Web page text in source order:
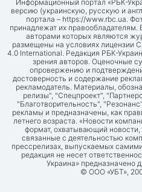
Информационный портал «РБК-
версию (украинскую, русскую и
портала – https://www.rbc.ua.
принадлежат их правообладателям.
авторами которых являются
размещены на условиях лицензии
4.0 International. Редакция РБК-
зрения авторов. Оценочные
опровержению и
достоверность и содержание
рекламодатель. Материалы,
релизы", "Спецпроект",
"Благотворительность",
рекламы и предназначены, как
летнего возраста. «Новости
формат, охватывающий
связанные с деятельностью
прессрелизах, выпускаемых
редакция не несет
Украина» предназначено
© ООО «УБТ»,